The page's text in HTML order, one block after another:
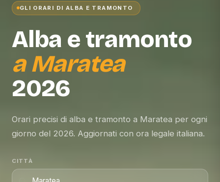
GLI ORARI DI ALBA E TRAMONTO
Alba e tramonto
aMaratea
2026
Orari precisi di alba e tramonto a Maratea per ogni
giorno del 2026. Aggiornati con ora legale italiana.
CITTÀ